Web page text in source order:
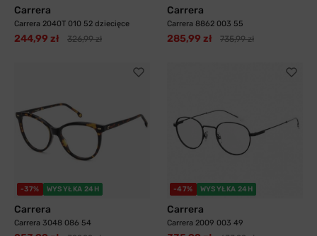
Carrera
Carrera 2040T 010 52 dziecięce
244,99 zł 326,99 zł
Carrera
Carrera 8862 003 55
285,99 zł 735,99 zł
-37% WYSYŁKA 24H
Carrera
Carrera 3048 086 54
-47% WYSYŁKA 24H
Carrera
Carrera 2009 003 49